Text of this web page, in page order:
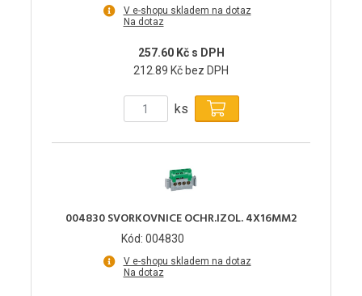
V e-shopu skladem na dotaz
Na dotaz
257.60 Kč s DPH
212.89 Kč bez DPH
ks
004830 SVORKOVNICE OCHR.IZOL. 4X16MM2
Kód: 004830
V e-shopu skladem na dotaz
Na dotaz